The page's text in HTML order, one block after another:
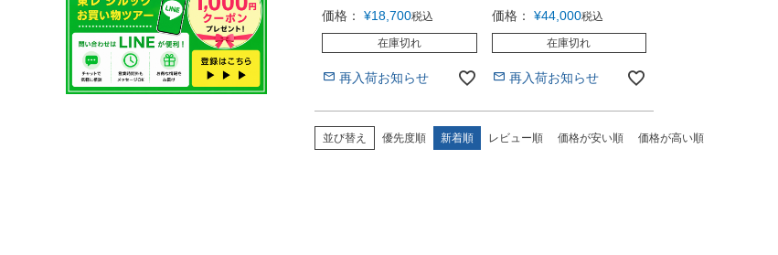
価格：
¥18,700税込
在庫切れ
再入荷お知らせ
価格：
¥44,000税込
在庫切れ
再入荷お知らせ
並び替え 優先度順 新着順 レビュー順 価格が安い順 価格が高い順